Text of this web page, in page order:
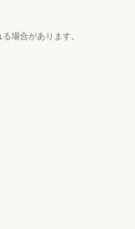
場合があります。